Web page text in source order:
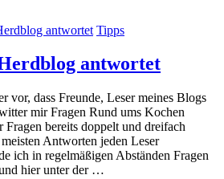
antwortet Tipps
antwortet
dass Freunde, Leser meines Blogs
mir Fragen Rund ums Kochen
Fragen bereits doppelt und dreifach
Antworten jeden Leser
ich in regelmäßigen Abständen Fragen
hier unter der …